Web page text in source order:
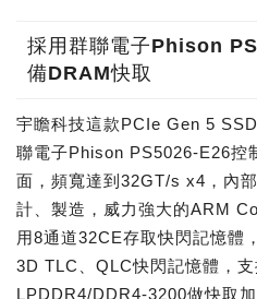
採用群聯電子Phison
備DRAM快取
宇瞻科技這款PCIe Gen 5
聯電子Phison PS5026-E26控
面，頻寬達到32GT/s x4，內
計、製造，威力強大的ARM
用8通道32CE存取快閃記憶體
3D TLC、QLC快閃記憶體，
LPDDR4/DDR4-3200做快取加